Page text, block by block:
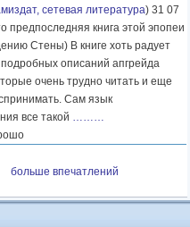
сетевая литература) 31 07
предпоследняя книга этой эпопеи
Стены) В книге хоть радует
подробных описаний апгрейда
очень трудно читать и еще
Сам язык
все такой ………
больше впечатлений